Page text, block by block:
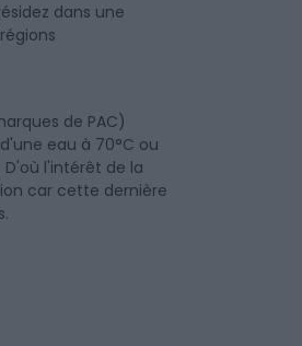
dans une
de PAC)
eau à 70°C ou
D'où l'intérêt de la
car cette dernière